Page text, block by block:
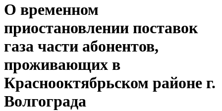
О временном
приостановлении поставок
газа части абонентов,
проживающих в
Краснооктябрьском районе г.
Волгограда